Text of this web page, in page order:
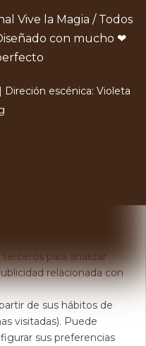
Vive la Magia / Todos
con mucho ❤
Direción escénica: Violeta
para analizar
relacionada con
de sus hábitos de
visitadas). Puede
sus preferencias